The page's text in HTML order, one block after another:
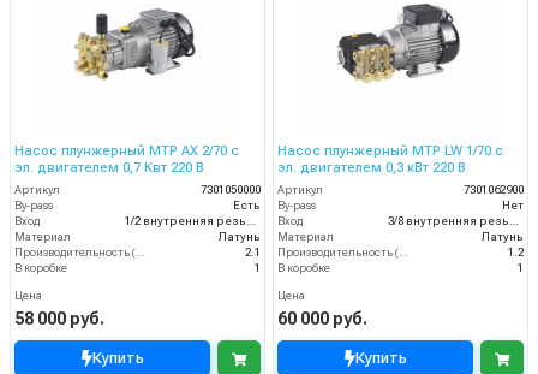
Насос плунжерный MTP AX 2/70 с
эл. двигателем 0,7 Квт 220 В
Артикул
7301050000
By-pass
Есть
Вход
1/2 внутренняя резьба
Материал
Латунь
Производительность (л/мин)
2.1
В коробке
1
Цена
58 000 руб.
Купить
Насос плунжерный MTP LW 1/70 с
эл. двигателем 0,3 кВт 220 В
Артикул
7301062900
By-pass
Нет
Вход
3/8 внутренняя резьба
Материал
Латунь
Производительность (л/мин)
1.2
В коробке
1
Цена
60 000 руб.
Купить